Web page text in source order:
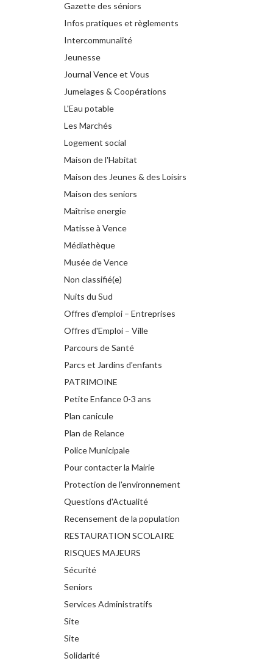
Gazette des séniors
Infos pratiques et règlements
Intercommunalité
Jeunesse
Journal Vence et Vous
Jumelages & Coopérations
L'Eau potable
Les Marchés
Logement social
Maison de l'Habitat
Maison des Jeunes & des Loisirs
Maison des seniors
Maîtrise energie
Matisse à Vence
Médiathèque
Musée de Vence
Non classifié(e)
Nuits du Sud
Offres d'emploi – Entreprises
Offres d'Emploi – Ville
Parcours de Santé
Parcs et Jardins d'enfants
PATRIMOINE
Petite Enfance 0-3 ans
Plan canicule
Plan de Relance
Police Municipale
Pour contacter la Mairie
Protection de l'environnement
Questions d'Actualité
Recensement de la population
RESTAURATION SCOLAIRE
RISQUES MAJEURS
Sécurité
Seniors
Services Administratifs
Site
Site
Solidarité